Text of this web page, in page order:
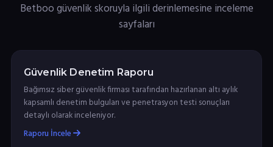
Betboo güvenlik skoruyla ilgili derinlemesine inceleme
sayfaları
Güvenlik Denetim Raporu
Bağımsız siber güvenlik firması tarafından hazırlanan altı aylık
kapsamlı denetim bulguları ve penetrasyon testi sonuçları
detaylı olarak inceleniyor.
Raporu İncele